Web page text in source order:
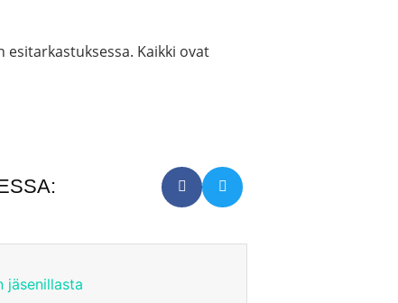
Kaikki ovat
jäsenillasta